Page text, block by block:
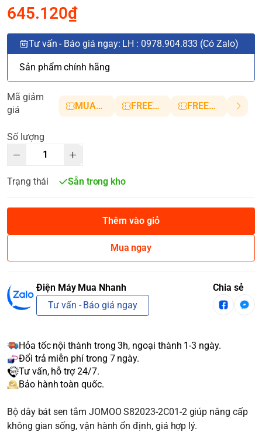
645.120₫
Tư vấn - Báo giá ngay: LH : 0978.904.833 (Có Zalo)
Sản phẩm chính hãng
Mã giảm
giá
MUANHANH01 FREESHIP5 FREESHIP10
Số lượng
Trạng thái Sẵn trong kho
Thêm vào giỏ
Mua ngay
Điện Máy Mua Nhanh
Tư vấn - Báo giá ngay
Chia sẻ
Hỏa tốc nội thành trong 3h, ngoại thành 1-3 ngày.
Đổi trả miễn phí trong 7 ngày.
Tư vấn, hỗ trợ 24/7.
Bảo hành toàn quốc.
Bộ dây bát sen tắm JOMOO S82023-2C01-2 giúp nâng cấp
không gian sống, vận hành ổn định, giá hợp lý.